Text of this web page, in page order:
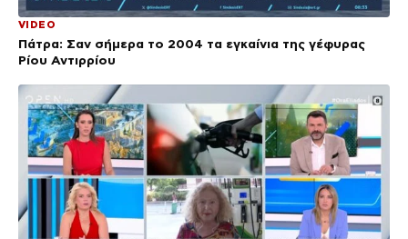
VIDEO
Πάτρα: Σαν σήμερα το 2004 τα εγκαίνια της γέφυρας
Ρίου Αντιρρίου